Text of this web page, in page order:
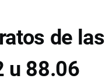
de las
u 88.06